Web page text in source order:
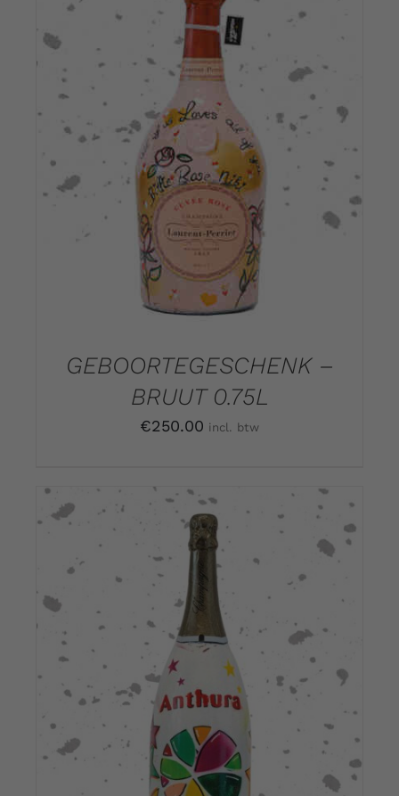
DETAILS
GEBOORTEGESCHENK –
BRUUT 0.75L
€250.00 incl. btw
DETAILS